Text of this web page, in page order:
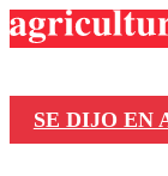
SE DIJO EN